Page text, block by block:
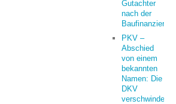
Gutachter
nach der
PKV –
Abschied
von einem
bekannten
Namen: Die
DKV
verschwindet